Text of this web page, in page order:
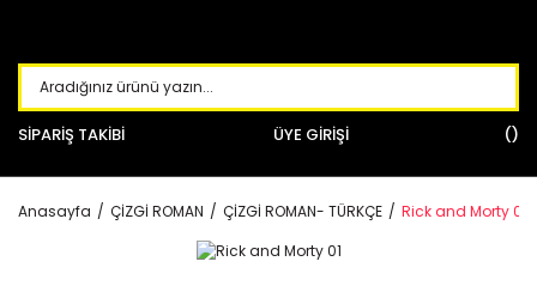
SİPARİŞ TAKİBİ ÜYE GİRİŞİ
Anasayfa ÇİZGİ ROMAN ÇİZGİ ROMAN- TÜRKÇE Rick and Morty 01